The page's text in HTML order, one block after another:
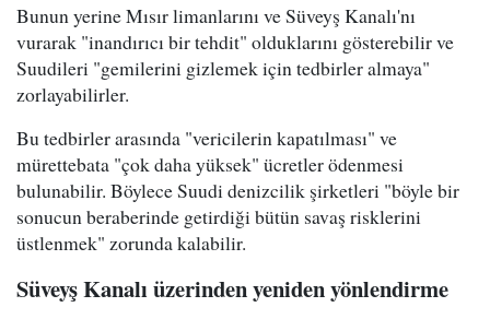
Bunun yerine Mısır limanlarını ve Süveyş Kanalı'nı
vurarak "inandırıcı bir tehdit" olduklarını gösterebilir ve
Suudileri "gemilerini gizlemek için tedbirler almaya"
zorlayabilirler.
Bu tedbirler arasında "vericilerin kapatılması" ve
mürettebata "çok daha yüksek" ücretler ödenmesi
bulunabilir. Böylece Suudi denizcilik şirketleri "böyle bir
sonucun beraberinde getirdiği bütün savaş risklerini
üstlenmek" zorunda kalabilir.
Süveyş Kanalı üzerinden yeniden yönlendirme